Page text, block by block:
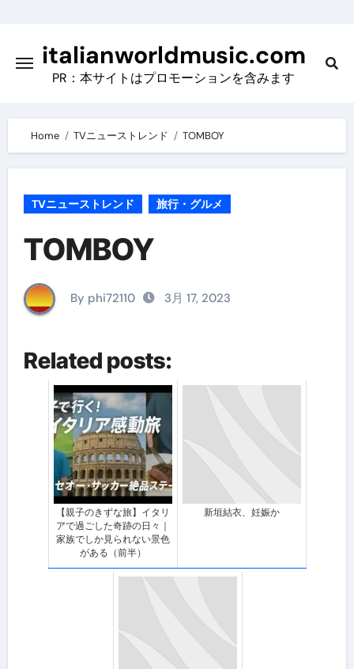
contentitalianworldmusic.com
PR：本サイトはプロモーションを含みます
Home TVニューストレンド TOMBOY
TVニューストレンド 旅行・グルメ
TOMBOY
By phi72110 3月 17, 2023
Related posts:
【親子のきずな旅】イタリ
アで過ごした奇跡の日々｜
家族でしか見られない景色
がある（前半）
新垣結衣、妊娠か